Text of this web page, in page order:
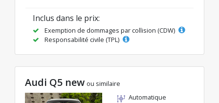
Inclus dans le prix:
Exemption de dommages par collision (CDW)
Responsabilité civile (TPL)
Audi Q5 new ou similaire
Automatique